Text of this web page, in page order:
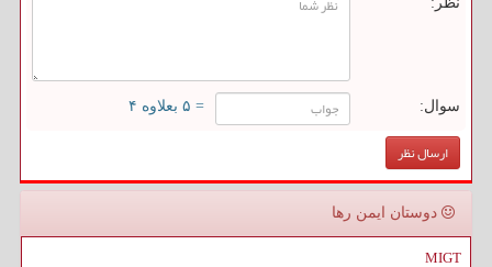
سوال: = ۵ بعلاوه ۴
دوستان ایمن رها
MIGT